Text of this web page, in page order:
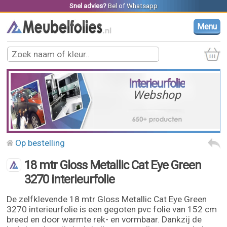
Snel advies? Belof Whatsapp
Menu
Interieurfolie
Webshop
Op bestelling
18 mtr Gloss Metallic Cat Eye Green
3270 interieurfolie
De zelfklevende 18 mtr Gloss Metallic Cat Eye Green
3270 interieurfolie is een gegoten pvc folie van 152 cm
breed en door warmte rek- en vormbaar. Dankzij de